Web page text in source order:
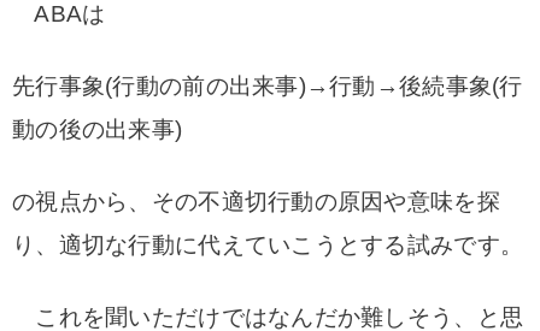
ABAは
先行事象(行動の前の出来事)→行動→後続事象(行
動の後の出来事)
の視点から、その不適切行動の原因や意味を探
り、適切な行動に代えていこうとする試みです。
これを聞いただけではなんだか難しそう、と思